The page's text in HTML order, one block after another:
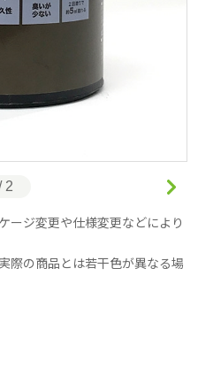
2
ージ変更や仕様変更などにより
際の商品とは若干色が異なる場